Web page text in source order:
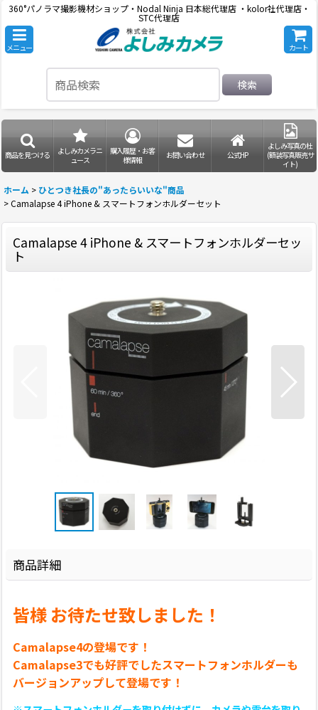
360°パノラマ撮影機材ショップ・Nodal Ninja 日本総代理店 ・kolor社代理店・
STC代理店
メニュー カート
検索
商品を見つける
よしみカメラニ
ュース
購入履歴・お客
様情報
お問い合わせ 公式HP
よしみ写真の杜
(額装写真販売サ
イト)
ホーム > ひとつき社長の"あったらいいな"商品
>Camalapse 4 iPhone & スマートフォンホルダーセット
Camalapse 4 iPhone & スマートフォンホルダーセッ
ト
商品詳細
皆様 お待たせ致しました ！
Camalapse4の登場です！
Camalapse3でも好評でしたスマートフォンホルダーも
バージョンアップして登場です！